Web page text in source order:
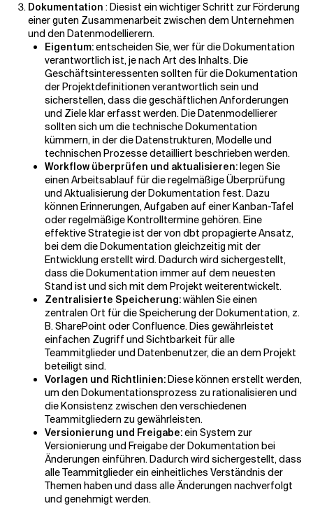
Dokumentation : Diesist ein wichtiger Schritt zur Förderung
einer guten Zusammenarbeit zwischen dem Unternehmen
und den Datenmodellierern.
Eigentum:entscheiden Sie, wer für die Dokumentation
verantwortlich ist, je nach Art des Inhalts. Die
Geschäftsinteressenten sollten für die Dokumentation
der Projektdefinitionen verantwortlich sein und
sicherstellen, dass die geschäftlichen Anforderungen
und Ziele klar erfasst werden. Die Datenmodellierer
sollten sich um die technische Dokumentation
kümmern, in der die Datenstrukturen, Modelle und
technischen Prozesse detailliert beschrieben werden.
Workflow überprüfen und aktualisieren:legen Sie
einen Arbeitsablauf für die regelmäßige Überprüfung
und Aktualisierung der Dokumentation fest. Dazu
können Erinnerungen, Aufgaben auf einer Kanban-Tafel
oder regelmäßige Kontrolltermine gehören. Eine
effektive Strategie ist der von dbt propagierte Ansatz,
bei dem die Dokumentation gleichzeitig mit der
Entwicklung erstellt wird. Dadurch wird sichergestellt,
dass die Dokumentation immer auf dem neuesten
Stand ist und sich mit dem Projekt weiterentwickelt.
Zentralisierte Speicherung:wählen Sie einen
zentralen Ort für die Speicherung der Dokumentation, z.
B. SharePoint oder Confluence. Dies gewährleistet
einfachen Zugriff und Sichtbarkeit für alle
Teammitglieder und Datenbenutzer, die an dem Projekt
beteiligt sind.
Vorlagen und Richtlinien:Diese können erstellt werden,
um den Dokumentationsprozess zu rationalisieren und
die Konsistenz zwischen den verschiedenen
Teammitgliedern zu gewährleisten.
Versionierung und Freigabe:ein System zur
Versionierung und Freigabe der Dokumentation bei
Änderungen einführen. Dadurch wird sichergestellt, dass
alle Teammitglieder ein einheitliches Verständnis der
Themen haben und dass alle Änderungen nachverfolgt
und genehmigt werden.